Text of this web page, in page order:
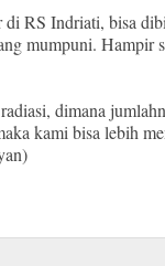
RS Indriati, bisa
mumpuni. Hampir
dimana
kami bisa lebih